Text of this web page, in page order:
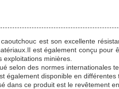
est son excellente
est également conçu
minières.
selon des normes internationales
également disponible en
dans ce produit est le revêtement